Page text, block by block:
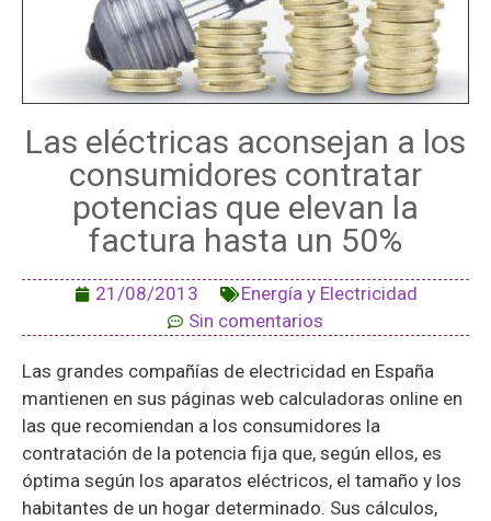
Las eléctricas aconsejan a los
consumidores contratar
potencias que elevan la
factura hasta un 50%
21/08/2013
Energía y Electricidad
Sin comentarios
Las grandes compañías de electricidad en España
mantienen en sus páginas web calculadoras online en
las que recomiendan a los consumidores la
contratación de la potencia fija que, según ellos, es
óptima según los aparatos eléctricos, el tamaño y los
habitantes de un hogar determinado. Sus cálculos,